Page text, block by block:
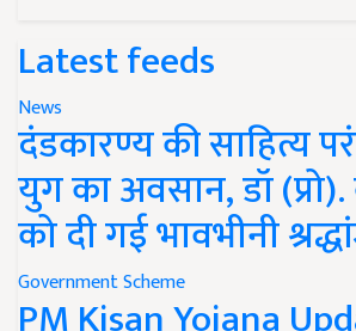
Latest feeds
News
दंडकारण्य की साहित्य
युग का अवसान, डॉ
को दी गई भावभीनी
Government Scheme